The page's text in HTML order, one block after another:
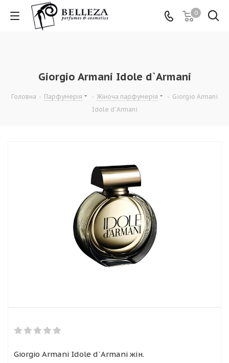
0
Giorgio Armani Idole d`Armani
Головна - Парфумерія - Жіноча парфумерія - Giorgio Armani
Idole d`Armani
Giorgio Armani Idole d`Armani жін.